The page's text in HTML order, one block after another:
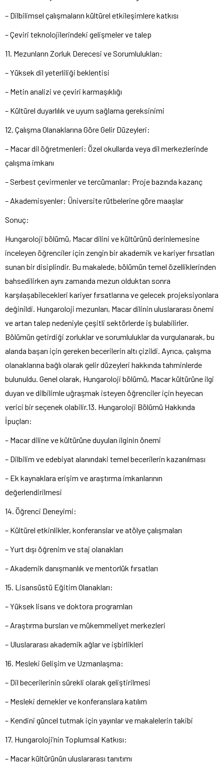
– Dilbilimsel çalışmaların kültürel etkileşimlere katkısı
– Çeviri teknolojilerindeki gelişmeler ve talep
11. Mezunların Zorluk Derecesi ve Sorumlulukları:
– Yüksek dil yeterliliği beklentisi
– Metin analizi ve çeviri karmaşıklığı
– Kültürel duyarlılık ve uyum sağlama gereksinimi
12. Çalışma Olanaklarına Göre Gelir Düzeyleri:
– Macar dil öğretmenleri: Özel okullarda veya dil merkezlerinde
çalışma imkanı
– Serbest çevirmenler ve tercümanlar: Proje bazında kazanç
– Akademisyenler: Üniversite rütbelerine göre maaşlar
Sonuç:
Hungaroloji bölümü, Macar dilini ve kültürünü derinlemesine
inceleyen öğrenciler için zengin bir akademik ve kariyer fırsatları
sunan bir disiplindir. Bu makalede, bölümün temel özelliklerinden
bahsedilirken aynı zamanda mezun olduktan sonra
karşılaşabilecekleri kariyer fırsatlarına ve gelecek projeksiyonlara
değinildi. Hungaroloji mezunları, Macar dilinin uluslararası önemi
ve artan talep nedeniyle çeşitli sektörlerde iş bulabilirler.
Bölümün getirdiği zorluklar ve sorumluluklar da vurgulanarak, bu
alanda başarı için gereken becerilerin altı çizildi. Ayrıca, çalışma
olanaklarına bağlı olarak gelir düzeyleri hakkında tahminlerde
bulunuldu. Genel olarak, Hungaroloji bölümü, Macar kültürüne ilgi
duyan ve dilbilimle uğraşmak isteyen öğrenciler için heyecan
verici bir seçenek olabilir.13. Hungaroloji Bölümü Hakkında
İpuçları:
– Macar diline ve kültürüne duyulan ilginin önemi
– Dilbilim ve edebiyat alanındaki temel becerilerin kazanılması
– Ek kaynaklara erişim ve araştırma imkanlarının
değerlendirilmesi
14. Öğrenci Deneyimi:
– Kültürel etkinlikler, konferanslar ve atölye çalışmaları
– Yurt dışı öğrenim ve staj olanakları
– Akademik danışmanlık ve mentorlük fırsatları
15. Lisansüstü Eğitim Olanakları:
– Yüksek lisans ve doktora programları
– Araştırma bursları ve mükemmeliyet merkezleri
– Uluslararası akademik ağlar ve işbirlikleri
16. Mesleki Gelişim ve Uzmanlaşma:
– Dil becerilerinin sürekli olarak geliştirilmesi
– Mesleki dernekler ve konferanslara katılım
– Kendini güncel tutmak için yayınlar ve makalelerin takibi
17. Hungaroloji’nin Toplumsal Katkısı:
– Macar kültürünün uluslararası tanıtımı